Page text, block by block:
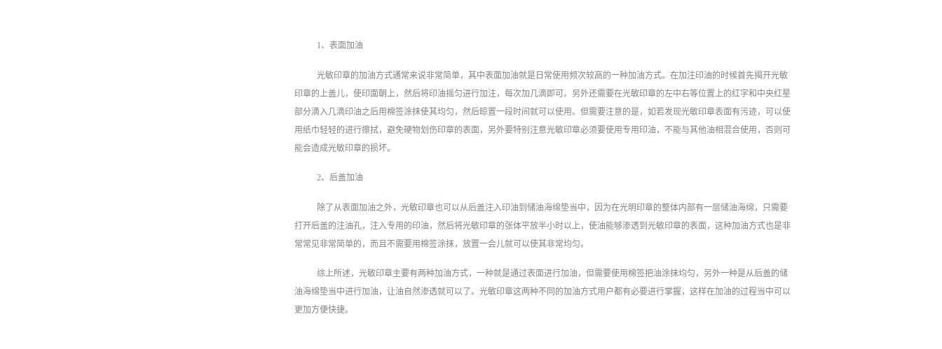
1、表面加油
光敏印章的加油方式通常来说非常简单，其中表面加油就是日常使用频次较高的一种加油方式。在加注印油的时候首先揭开光敏
印章‍的上盖儿，使印面朝上，然后将印油摇匀进行加注，每次加几滴即可。另外还需要在光敏印章‍的左中右等位置上的红字和中央红星
部分滴入几滴印油之后用棉签涂抹使其均匀，然后晾置一段时间就可以使用。但需要注意的是，如若发现光敏印章‍表面有污迹，可以使
用纸巾轻轻的进行擦拭，避免硬物划伤印章的表面，另外要特别注意光敏印章必须要使用专用印油，不能与其他油相混合使用，否则可
能会造成光敏印章的损坏。
2、后盖加油
除了从表面加油之外，光敏印章也可以从后盖注入印油到储油海绵垫当中，因为在光明印章的整体内部有一层储油海绵，只需要
打开后盖的注油孔，注入专用的印油，然后将光敏印章的张体平放半小时以上，使油能够渗透到光敏印章的表面，这种加油方式也是非
常常见非常简单的，而且不需要用棉签涂抹，放置一会儿就可以使其非常均匀。
综上所述，光敏印章‍主要有两种加油方式，一种就是通过表面进行加油，但需要使用棉签把油涂抹均匀，另外一种是从后盖的储
油海绵垫当中进行加油，让油自然渗透就可以了。光敏印章‍这两种不同的加油方式用户都有必要进行掌握，这样在加油的过程当中可以
更加方便快捷。